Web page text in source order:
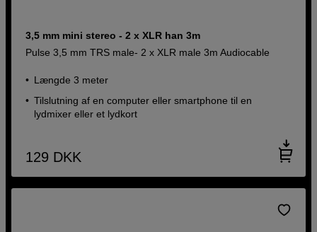
3,5 mm mini stereo - 2 x XLR han 3m
Pulse 3,5 mm TRS male- 2 x XLR male 3m Audiocable
Længde 3 meter
Tilslutning af en computer eller smartphone til en
lydmixer eller et lydkort
129 DKK